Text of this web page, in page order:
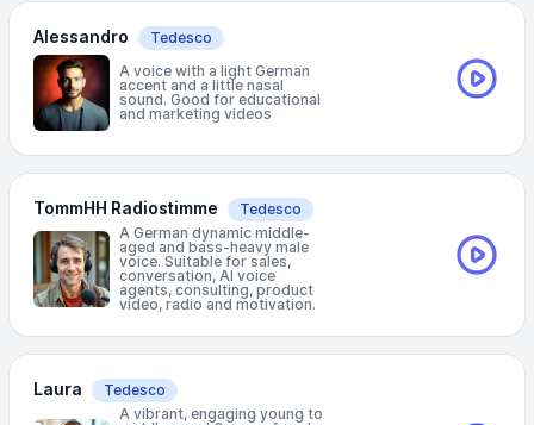
Alessandro
Tedesco
A voice with a light German
accent and a little nasal
sound. Good for educational
and marketing videos
TommHH Radiostimme
Tedesco
A German dynamic middle-
aged and bass-heavy male
voice. Suitable for sales,
conversation, AI voice
agents, consulting, product
video, radio and motivation.
Laura
Tedesco
A vibrant, engaging young to